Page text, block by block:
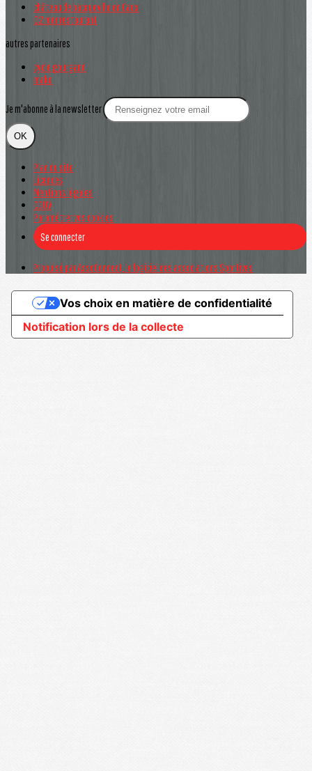
château de bacqueville en Caux
O2 mer restaurant
autres partenaires
cycle gourgand
mako
Je m'abonne à la newsletter
OK
Plan du site
Licences
Mentions légales
CGUV
Paramétrer vos cookies
Se connecter
Propulsé par AssoConnect, le logiciel des associations Sportives
Notification lors de la collecte
Vos choix en matière de confidentialité